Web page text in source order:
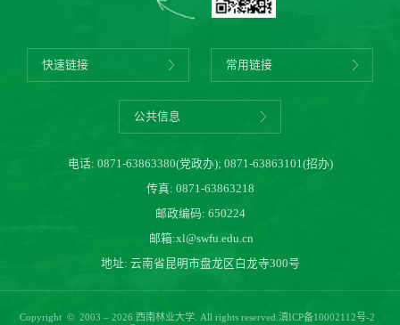
快速链接 常用链接
公共信息
电话: 0871-63863380(党政办); 0871-63863101(招办)
传真: 0871-63863218
邮政编码: 650224
邮箱:xl@swfu.edu.cn
地址: 云南省昆明市盘龙区白龙寺300号
Copyright © 2003 – 2026 西南林业大学. All rights reserved. 滇ICP备10002112号-2